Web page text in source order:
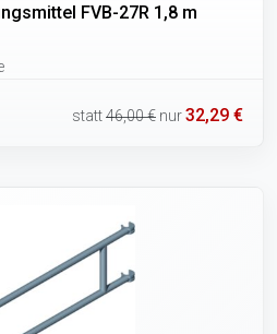
FVB-27R 1,8 m
statt46,00 € nur32,29 €